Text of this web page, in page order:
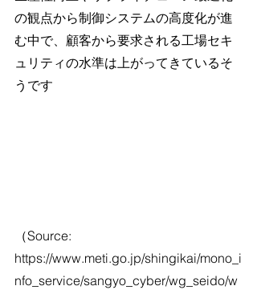
の観点から制御システムの高度化が進
む中で、顧客から要求される工場セキ
ュリティの水準は上がってきているそ
うです
（Source:
https://www.meti.go.jp/shingikai/mono_i
nfo_service/sangyo_cyber/wg_seido/w